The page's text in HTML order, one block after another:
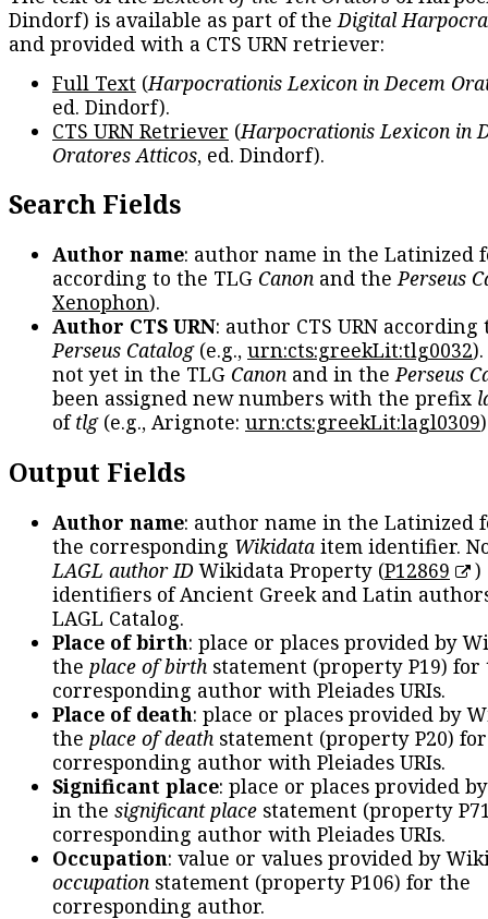
Dindorf) is available as part of theDigital
and provided with a CTS URN retriever:
Full Text (Harpocrationis Lexicon in Decem
ed. Dindorf).
CTS URN Retriever (Harpocrationis Lexicon in
Oratores Atticos, ed. Dindorf).
Search Fields
Author name: author name in the Latinized
according to the TLG Canon and thePerseus
Xenophon).
Author CTS URN: author CTS URN according
Perseus Catalog(e.g., urn:cts:greekLit:tlg0032
not yet in the TLG Canon and in thePerseus
been assigned new numbers with the prefix
oftlg(e.g., Arignote: urn:cts:greekLit:lagl0309
Output Fields
Author name: author name in the Latinized
the corresponding Wikidata item identifier.
LAGL author IDWikidata Property (P12869
)
identifiers of Ancient Greek and Latin
LAGL Catalog.
Place of birth: place or places provided by
the place of birth statement (property P19) for
corresponding author with Pleiades URIs.
Place of death: place or places provided by
the place of death statement (property P20)
corresponding author with Pleiades URIs.
Significant place: place or places provided
in the significant place statement (property
corresponding author with Pleiades URIs.
Occupation: value or values provided by
occupation statement (property P106) for the
corresponding author.